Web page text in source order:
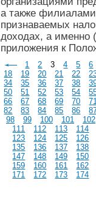
а также
признаваемых
доходах, а именно
приложения к
1 2 3 4 5
6
18
19 20 21 22
34
35 36 37 38
50
51 52 53 54
66
67 68 69 70
82
83 84 85 86
98
99 100 101
102
111
112 113
114
123
124 125
126
135
136 137
138
147
148 149
150
159
160 161
162
171
172 173 174